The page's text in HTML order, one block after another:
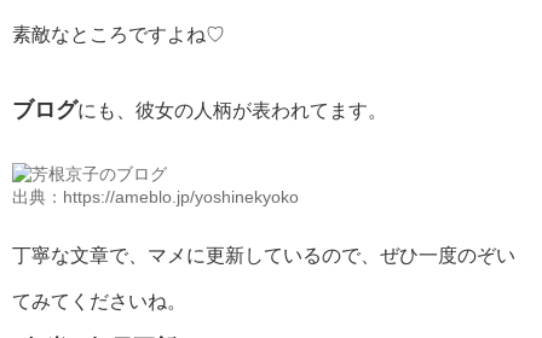
素敵なところですよね♡
ブログにも、彼女の人柄が表われてます。
出典：https://ameblo.jp/yoshinekyoko
丁寧な文章で、マメに更新しているので、ぜひ一度のぞい
てみてくださいね。